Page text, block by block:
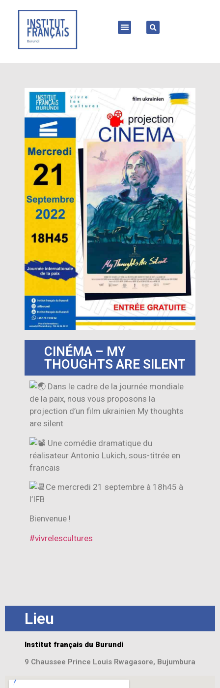
CINÉMA – MY
THOUGHTS ARE SILENT
Dans le cadre de la journée mondiale
de la paix, nous vous proposons la
projection d’un film ukrainien My thoughts
are silent
Une comédie dramatique du
réalisateur Antonio Lukich, sous-titrée en
francais
Ce mercredi 21 septembre à 18h45 à
l’IFB
Bienvenue !
#vivrelescultures
Lieu
Institut français du Burundi
9 Chaussee Prince Louis Rwagasore, Bujumbura